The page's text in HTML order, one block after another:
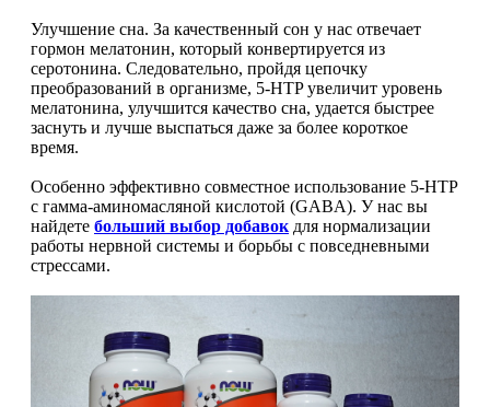
Зрение
Иммунитет
Коэнзим Q10
Пищеварение
Сердце и Сосуды
Щитовидная железа
Омега жиры
Улучшение сна. За качественный сон у нас отвечает
гормон мелатонин, который конвертируется из
серотонина. Следовательно, пройдя цепочку
преобразований в организме, 5-HTP увеличит уровень
мелатонина, улучшится качество сна, удается быстрее
заснуть и лучше выспаться даже за более короткое
время.
Особенно эффективно совместное использование 5-HTP
с гамма-аминомасляной кислотой (GABA). У нас вы
найдете больший выбор добавок для нормализации
работы нервной системы и борьбы с повседневными
стрессами.